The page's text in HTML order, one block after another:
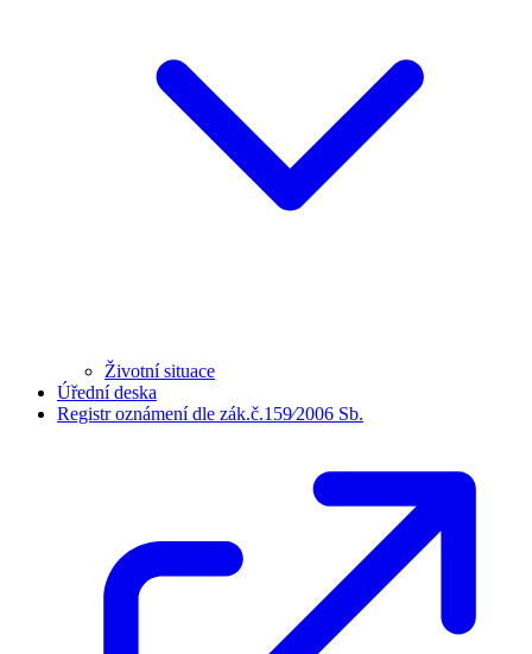
Životní situace
Úřední deska
Registr oznámení dle zák.č.159⁄2006 Sb.